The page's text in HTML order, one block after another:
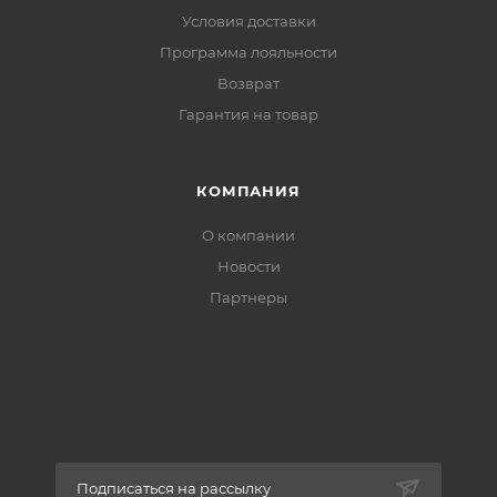
Условия доставки
Программа лояльности
Возврат
Гарантия на товар
КОМПАНИЯ
О компании
Новости
Партнеры
Подписаться на рассылку